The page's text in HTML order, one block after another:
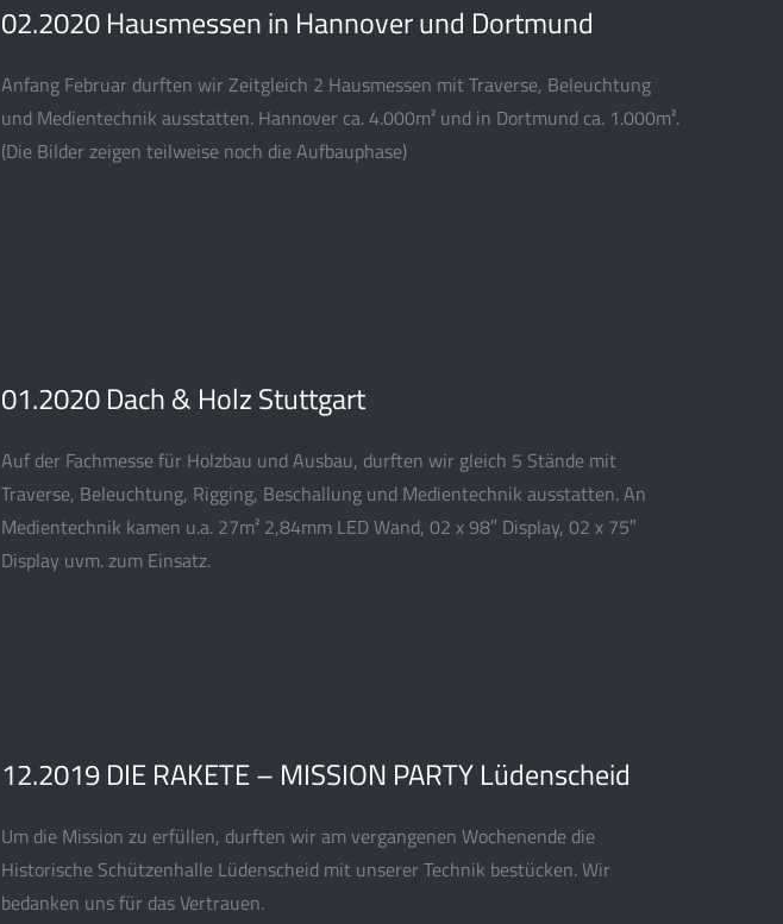
02.2020 Hausmessen in Hannover und Dortmund
Anfang Februar durften wir Zeitgleich 2 Hausmessen mit Traverse, Beleuchtung
und Medientechnik ausstatten. Hannover ca. 4.000m² und in Dortmund ca. 1.000m².
(Die Bilder zeigen teilweise noch die Aufbauphase)
01.2020 Dach & Holz Stuttgart
Auf der Fachmesse für Holzbau und Ausbau, durften wir gleich 5 Stände mit
Traverse, Beleuchtung, Rigging, Beschallung und Medientechnik ausstatten. An
Medientechnik kamen u.a. 27m² 2,84mm LED Wand, 02 x 98″ Display, 02 x 75″
Display uvm. zum Einsatz.
12.2019 DIE RAKETE – MISSION PARTY Lüdenscheid
Um die Mission zu erfüllen, durften wir am vergangenen Wochenende die
Historische Schützenhalle Lüdenscheid mit unserer Technik bestücken. Wir
bedanken uns für das Vertrauen.